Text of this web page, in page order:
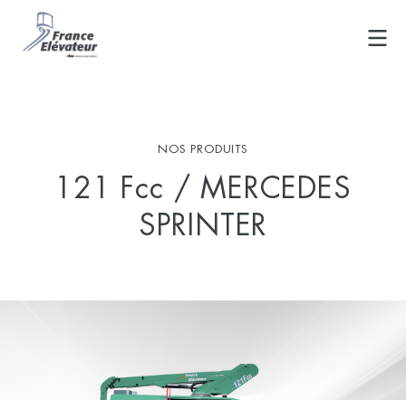
NOS PRODUITS
121 Fcc / MERCEDES
SPRINTER